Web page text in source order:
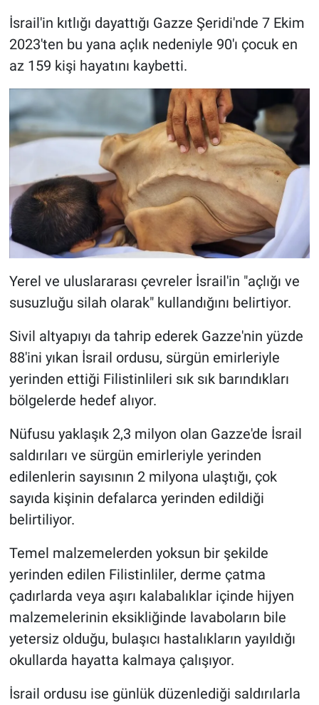
İsrail'in kıtlığı dayattığı Gazze Şeridi'nde 7 Ekim
2023'ten bu yana açlık nedeniyle 90'ı çocuk en
az 159 kişi hayatını kaybetti.
Yerel ve uluslararası çevreler İsrail'in "açlığı ve
susuzluğu silah olarak" kullandığını belirtiyor.
Sivil altyapıyı da tahrip ederek Gazze'nin yüzde
88'ini yıkan İsrail ordusu, sürgün emirleriyle
yerinden ettiği Filistinlileri sık sık barındıkları
bölgelerde hedef alıyor.
Nüfusu yaklaşık 2,3 milyon olan Gazze'de İsrail
saldırıları ve sürgün emirleriyle yerinden
edilenlerin sayısının 2 milyona ulaştığı, çok
sayıda kişinin defalarca yerinden edildiği
belirtiliyor.
Temel malzemelerden yoksun bir şekilde
yerinden edilen Filistinliler, derme çatma
çadırlarda veya aşırı kalabalıklar içinde hijyen
malzemelerinin eksikliğinde lavaboların bile
yetersiz olduğu, bulaşıcı hastalıkların yayıldığı
okullarda hayatta kalmaya çalışıyor.
İsrail ordusu ise günlük düzenlediği saldırılarla